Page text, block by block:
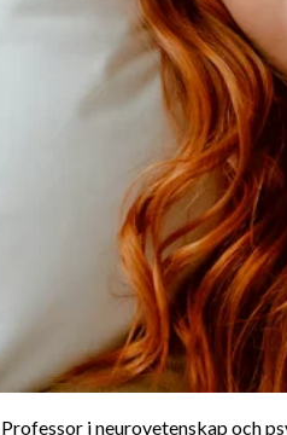
i neurovetenskap och